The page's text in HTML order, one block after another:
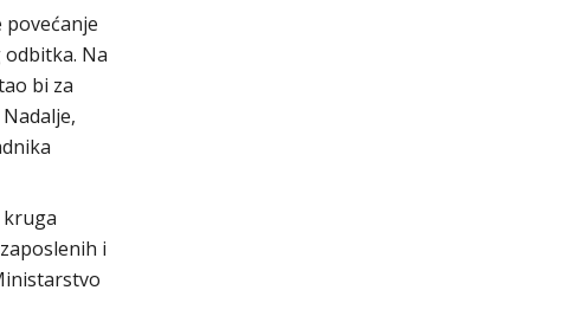
Na
bi za
i